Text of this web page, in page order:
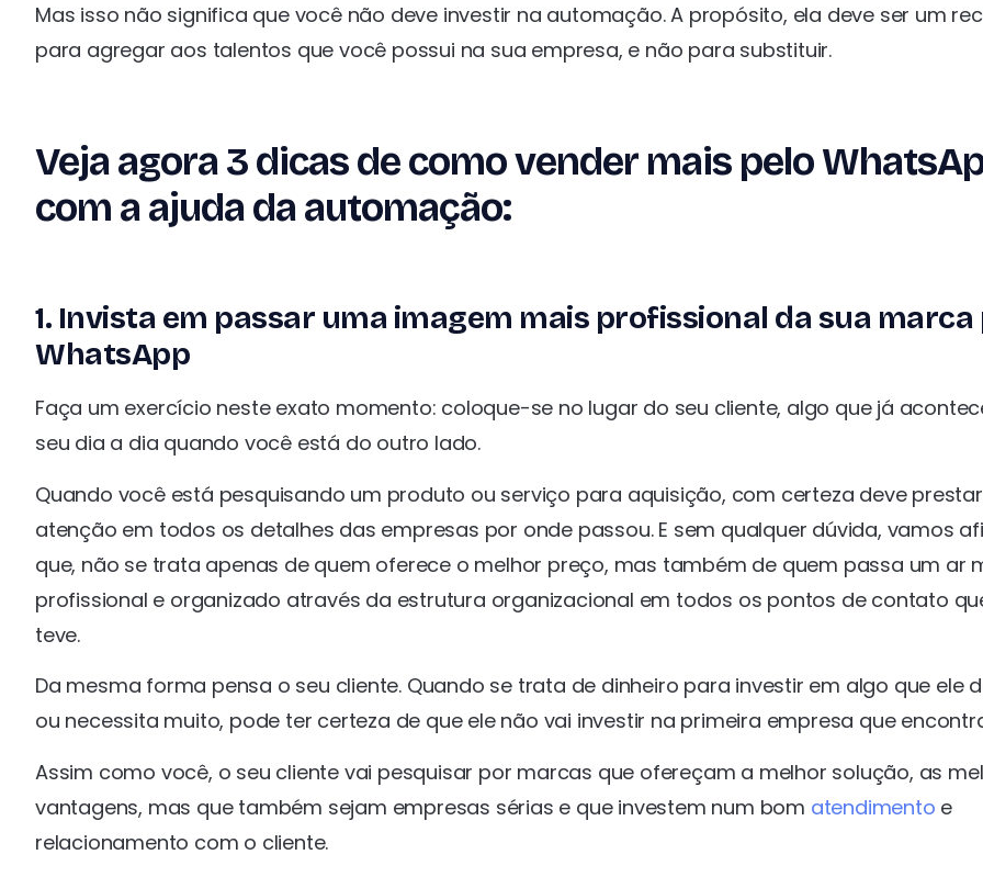
Mas isso não significa que você não deve investir na automação. A propósito, ela deve ser um
para agregar aos talentos que você possui na sua empresa, e não para substituir.
Veja agora 3 dicas de como vender mais pelo
com a ajuda da automação:
1. Invista em passar uma imagem mais profissional da sua marca
WhatsApp
Faça um exercício neste exato momento: coloque-se no lugar do seu cliente, algo que já
seu dia a dia quando você está do outro lado.
Quando você está pesquisando um produto ou serviço para aquisição, com certeza deve prestar
atenção em todos os detalhes das empresas por onde passou. E sem qualquer dúvida, vamos
que, não se trata apenas de quem oferece o melhor preço, mas também de quem passa um ar
profissional e organizado através da estrutura organizacional em todos os pontos de contato
teve.
Da mesma forma pensa o seu cliente. Quando se trata de dinheiro para investir em algo que ele
ou necessita muito, pode ter certeza de que ele não vai investir na primeira empresa que
Assim como você, o seu cliente vai pesquisar por marcas que ofereçam a melhor solução, as
vantagens, mas que também sejam empresas sérias e que investem num bom atendimento e
relacionamento com o cliente.